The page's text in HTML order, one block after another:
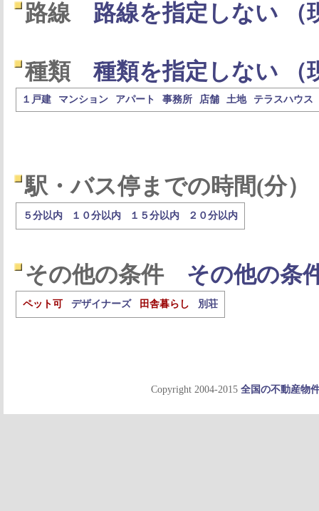
路線 路線を指定しない （
種類 種類を指定しない （
１戸建 マンション アパート 事務所 店舗 土地 テラスハウス
駅・バス停までの時間(分）
５分以内 １０分以内 １５分以内 ２０分以内
その他の条件 その他の条
ペット可 デザイナーズ 田舎暮らし 別荘
Copyright 2004-2015 全国の不動産物